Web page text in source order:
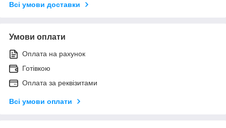
Всі умови доставки
Умови оплати
Оплата на рахунок
Готівкою
Оплата за реквізитами
Всі умови оплати